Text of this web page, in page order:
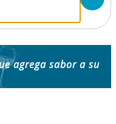
agrega sabor a su